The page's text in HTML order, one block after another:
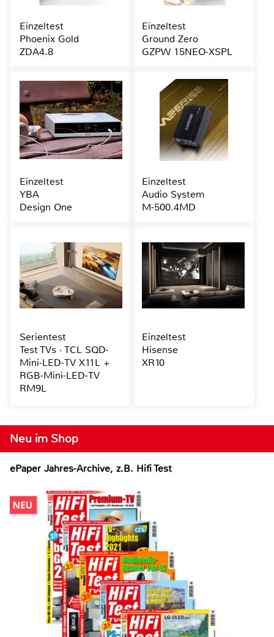
Neu im Shop
ePaper Jahres-Archive, z.B. Hifi Test
Einzeltest
Phoenix Gold
ZDA4.8
Einzeltest
Ground Zero
GZPW 15NEO-XSPL
Einzeltest
YBA
Design One
Einzeltest
Audio System
M-500.4MD
Serientest
Test TVs · TCL SQD-
Mini-LED-TV X11L +
RGB-Mini-LED-TV
RM9L
Einzeltest
Hisense
XR10